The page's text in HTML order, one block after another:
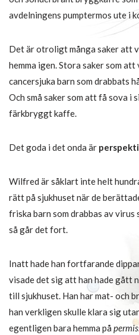
avdelningens pumptermos ute i
Det är otroligt många saker att
hemma igen. Stora saker som
cancersjuka barn som drabbats
Och små saker som att få sova i
färkbryggt kaffe.
Det goda i det onda är
Wilfred är såklart inte helt
rätt på sjukhuset när de
friska barn som drabbas av
så går det fort.
Inatt hade han fortfarande
visade det sig att han hade gått
till sjukhuset. Han har mat- och
han verkligen skulle klara sig
egentligen bara hemma på